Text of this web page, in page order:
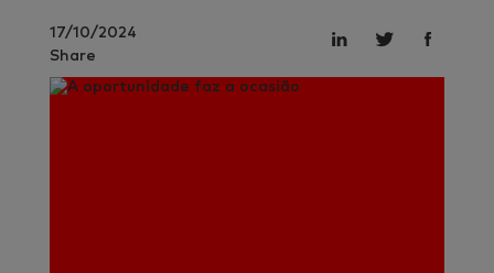
17/10/2024
Share